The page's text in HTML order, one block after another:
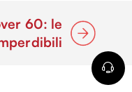
60: le